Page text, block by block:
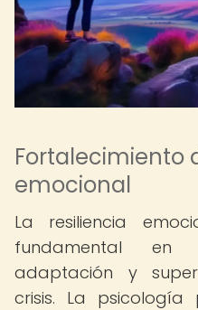
Fortalecimiento
emocional
La resiliencia
fundamental
adaptación y
crisis. La